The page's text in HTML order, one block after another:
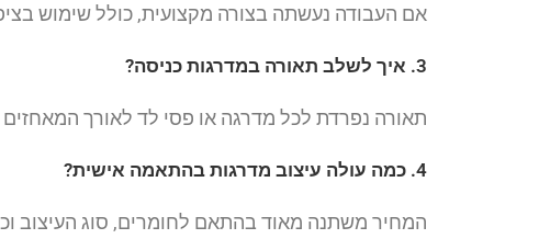
אם העבודה נעשתה בצורה מקצועית, כולל שימוש
3. איך לשלב תאורה במדרגות כניסה?
תאורה נפרדת לכל מדרגה או פסי לד לאורך
4. כמה עולה עיצוב מדרגות בהתאמה אישית?
המחיר משתנה מאוד בהתאם לחומרים, סוג העיצוב